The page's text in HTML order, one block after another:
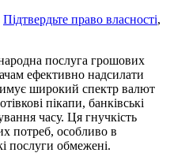
Підтвердьте право власності,
послуга грошових
ефективно надсилати
широкий спектр валют
пікапи, банківські
часу. Ця гнучкість
потреб, особливо в
послуги обмежені.